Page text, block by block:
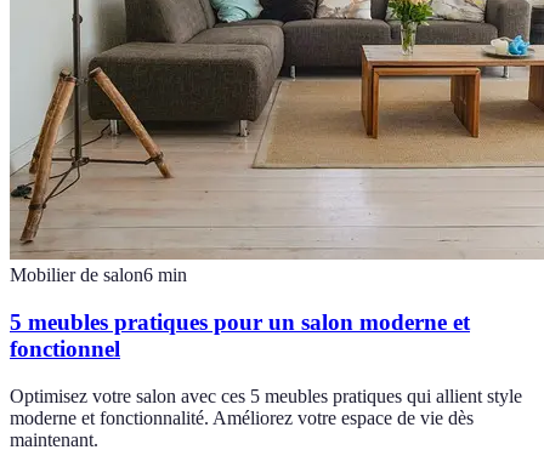
Mobilier de salon6 min
5 meubles pratiques pour un salon moderne et
fonctionnel
Optimisez votre salon avec ces 5 meubles pratiques qui allient style
moderne et fonctionnalité. Améliorez votre espace de vie dès
maintenant.